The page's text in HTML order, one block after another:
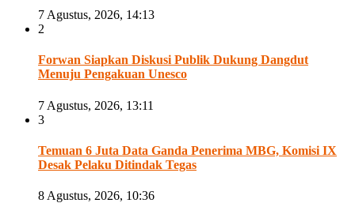
7 Agustus, 2026, 14:13
2
Forwan Siapkan Diskusi Publik Dukung Dangdut
Menuju Pengakuan Unesco
7 Agustus, 2026, 13:11
3
Temuan 6 Juta Data Ganda Penerima MBG, Komisi IX
Desak Pelaku Ditindak Tegas
8 Agustus, 2026, 10:36